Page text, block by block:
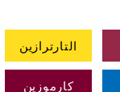
التارترازين
كارموزين